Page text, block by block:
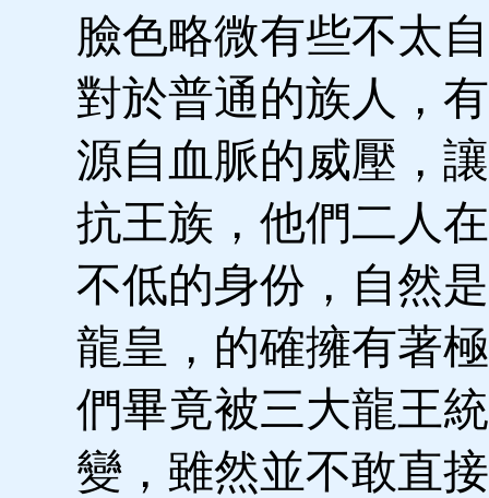
臉色略微有些不太
對於普通的族人，
源自血脈的威壓，
抗王族，他們二人
不低的身份，自然
龍皇，的確擁有著
們畢竟被三大龍王
變，雖然並不敢直